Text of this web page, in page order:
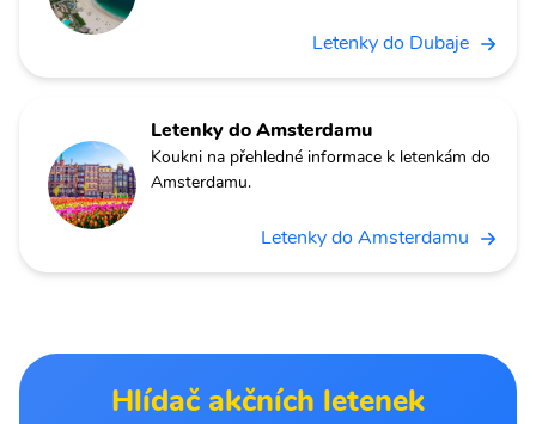
Letenky do Dubaje
Letenky do Amsterdamu
Koukni na přehledné informace k letenkám do
Amsterdamu.
Letenky do Amsterdamu
Hlídač akčních letenek